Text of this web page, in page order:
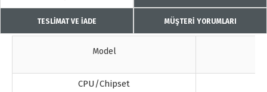
TESLİMAT VE İADE MÜŞTERİ YORUMLARI
Model
CPU/Chipset